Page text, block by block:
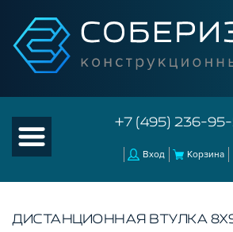
+7 (495) 236-
Вход Корзина
ДИСТАНЦИОННАЯ ВТУЛКА